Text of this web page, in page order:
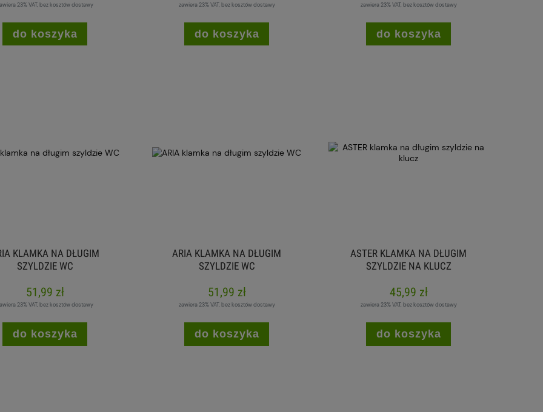
23% VAT, bez kosztów dostawy
do koszyka
zawiera 23% VAT, bez kosztów dostawy
do koszyka
zawiera 23% VAT, bez kosztów dostawy
do koszyka
KLAMKA NA DŁUGIM
SZYLDZIE WC
51,99 zł
23% VAT, bez kosztów dostawy
do koszyka
ARIA KLAMKA NA DŁUGIM
SZYLDZIE WC
51,99 zł
zawiera 23% VAT, bez kosztów dostawy
do koszyka
ASTER KLAMKA NA DŁUGIM
SZYLDZIE NA KLUCZ
45,99 zł
zawiera 23% VAT, bez kosztów dostawy
do koszyka